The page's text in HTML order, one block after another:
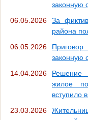
законную
06.05.2026
За
района
06.05.2026
законную
14.04.2026
Решение
жилое
вступило
23.03.2026